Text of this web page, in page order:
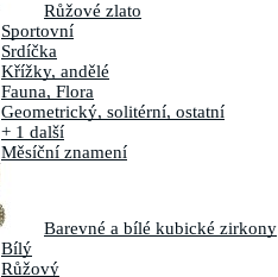
Růžové zlato
Sportovní
Srdíčka
Křížky, andělé
Fauna, Flora
Geometrický, solitérní, ostatní
+ 1 další
Měsíční znamení
Barevné a bílé kubické zirkony
Bílý
Růžový